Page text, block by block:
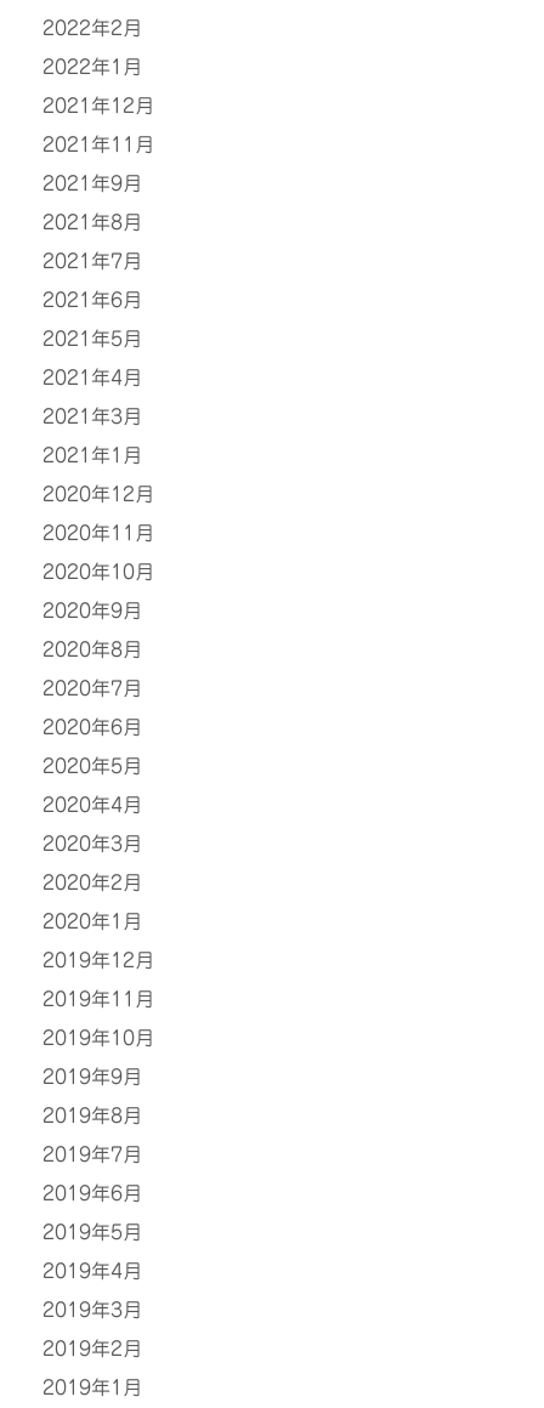
2022年2月
2022年1月
2021年12月
2021年11月
2021年9月
2021年8月
2021年7月
2021年6月
2021年5月
2021年4月
2021年3月
2021年1月
2020年12月
2020年11月
2020年10月
2020年9月
2020年8月
2020年7月
2020年6月
2020年5月
2020年4月
2020年3月
2020年2月
2020年1月
2019年12月
2019年11月
2019年10月
2019年9月
2019年8月
2019年7月
2019年6月
2019年5月
2019年4月
2019年3月
2019年2月
2019年1月